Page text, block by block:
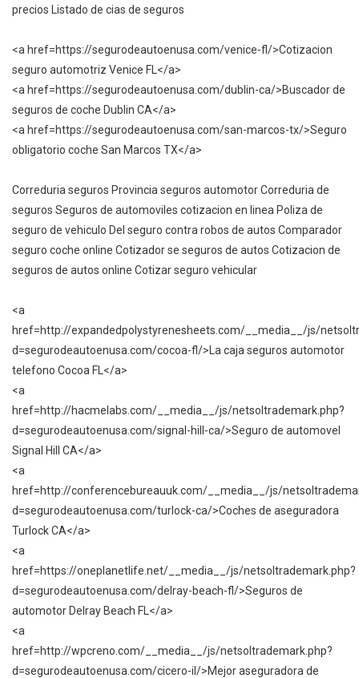
precios Listado de cias de seguros
<a href=https://segurodeautoenusa.com/venice-fl/>Cotizacion
seguro automotriz Venice FL</a>
<a href=https://segurodeautoenusa.com/dublin-ca/>Buscador de
seguros de coche Dublin CA</a>
<a href=https://segurodeautoenusa.com/san-marcos-tx/>Seguro
obligatorio coche San Marcos TX</a>
Correduria seguros Provincia seguros automotor Correduria de
seguros Seguros de automoviles cotizacion en linea Poliza de
seguro de vehiculo Del seguro contra robos de autos Comparador
seguro coche online Cotizador se seguros de autos Cotizacion de
seguros de autos online Cotizar seguro vehicular
<a
href=http://expandedpolystyrenesheets.com/__media__/js/
d=segurodeautoenusa.com/cocoa-fl/>La caja seguros automotor
telefono Cocoa FL</a>
<a
href=http://hacmelabs.com/__media__/js/netsoltrademark.php?
d=segurodeautoenusa.com/signal-hill-ca/>Seguro de automovel
Signal Hill CA</a>
<a
href=http://conferencebureauuk.com/__media__/js/
d=segurodeautoenusa.com/turlock-ca/>Coches de aseguradora
Turlock CA</a>
<a
href=https://oneplanetlife.net/__media__/js/netsoltrademark.php?
d=segurodeautoenusa.com/delray-beach-fl/>Seguros de
automotor Delray Beach FL</a>
<a
href=http://wpcreno.com/__media__/js/netsoltrademark.php?
d=segurodeautoenusa.com/cicero-il/>Mejor aseguradora de